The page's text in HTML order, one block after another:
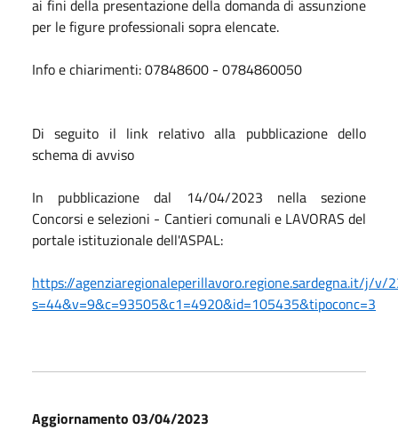
ai fini della presentazione della domanda di assunzione
per le figure professionali sopra elencate.
Info e chiarimenti: 07848600 - 0784860050
Di seguito il link relativo alla pubblicazione dello
schema di avviso
In pubblicazione dal 14/04/2023 nella sezione
Concorsi e selezioni - Cantieri comunali e LAVORAS del
portale istituzionale dell'ASPAL:
https://agenziaregionaleperillavoro.regione.sardegna.it/j/v/
s=44&v=9&c=93505&c1=4920&id=105435&tipoconc=3
Aggiornamento 03/04/2023